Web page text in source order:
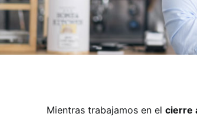
Mientras trabajamos en el cierre